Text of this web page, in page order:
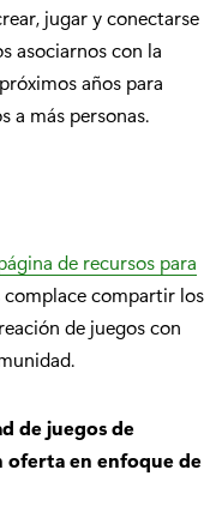
jugar y conectarse
asociarnos con la
años para
a más personas.
de recursos para
complace compartir los
de juegos con
de juegos de
oferta en enfoque de